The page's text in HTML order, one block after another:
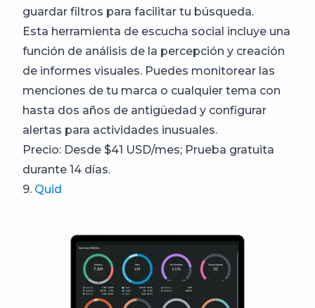
guardar filtros para facilitar tu búsqueda.
Esta herramienta de escucha social incluye una
función de análisis de la percepción y creación
de informes visuales. Puedes monitorear las
menciones de tu marca o cualquier tema con
hasta dos años de antigüedad y configurar
alertas para actividades inusuales.
Precio: Desde $41 USD/mes; Prueba gratuita
durante 14 días.
9. Quid